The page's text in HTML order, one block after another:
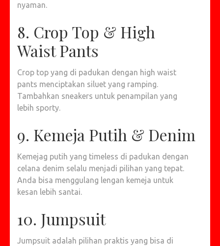
nyaman.
8. Crop Top & High
Waist Pants
Crop top yang di padukan dengan high waist
pants menciptakan siluet yang ramping.
Tambahkan sneakers untuk penampilan yang
lebih sporty.
9. Kemeja Putih & Denim
Kemejag putih yang timeless di padukan dengan
celana denim selalu menjadi pilihan yang tepat.
Anda bisa menggulang lengan kemeja untuk
kesan lebih santai.
10. Jumpsuit
Jumpsuit adalah pilihan praktis yang bisa di